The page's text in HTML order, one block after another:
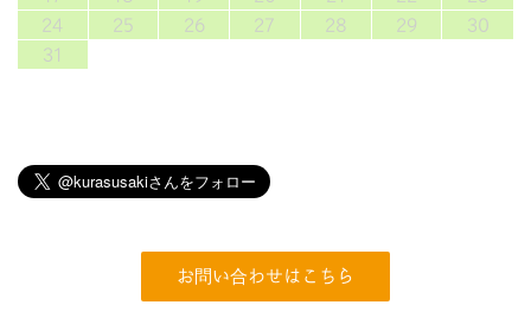
24
25 26 27 28 29
30
31
お問い合わせはこちら